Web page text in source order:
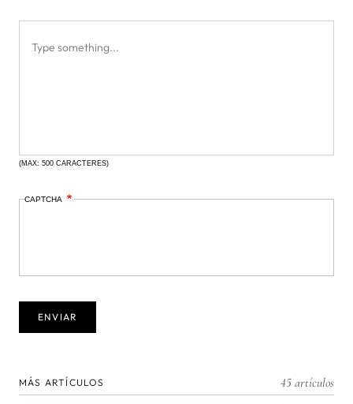
(MAX: 500 CARACTERES)
CAPTCHA
MÁS ARTÍCULOS 45 artículos